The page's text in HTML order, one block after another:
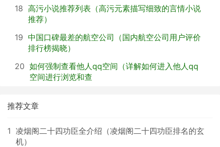
18 高污小说推荐列表（高污元素描写细致的言情小说
推荐）
19 中国口碑最差的航空公司（国内航空公司用户评价
排行榜揭晓）
20 如何强制查看他人qq空间（详解如何进入他人qq
空间进行浏览和查
推荐文章
1 凌烟阁二十四功臣全介绍（凌烟阁二十四功臣排名的玄
机）